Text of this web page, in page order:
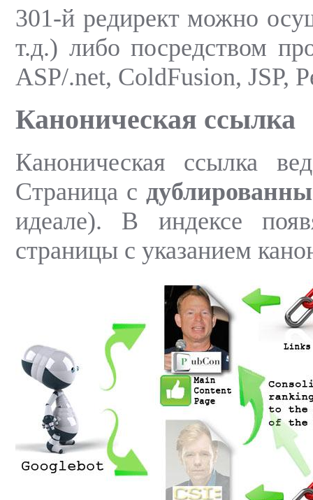
301-й редирект можно
т.д.) либо посредством
ASP/.net, ColdFusion, JSP,
Каноническая ссылка
Каноническая ссылка
Страница с
идеале). В индексе
страницы с указанием